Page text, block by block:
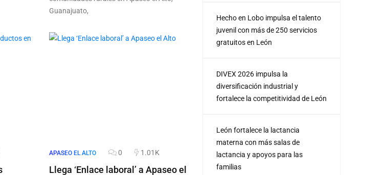
Guanajuato,
APASEO EL ALTO 0 1.01K
Llega ‘Enlace laboral’ a Apaseo el
Hecho en Lobo impulsa el talento
juvenil con más de 250 servicios
gratuitos en León
DIVEX 2026 impulsa la
diversificación industrial y
fortalece la competitividad de León
León fortalece la lactancia
materna con más salas de
lactancia y apoyos para las
familias